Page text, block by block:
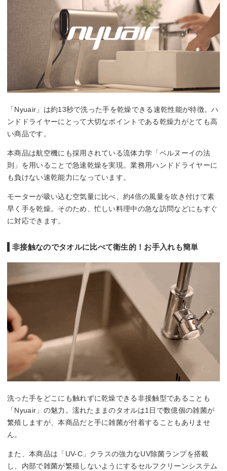
「Nyuair」は約13秒で洗った手を乾燥できる速乾性能が特徴。ハ
ンドドライヤーにとって大切なポイントである乾燥力がとても高
い商品です。
本商品は航空機にも採用されている流体力学「ベルヌーイの法
則」を用いることで急速乾燥を実現。業務用ハンドドライヤーに
も負けない速乾能力になっています。
モーターが吸い込む空気量に比べ、約4倍の風量を吹き付けて素
早く手を乾燥。そのため、忙しい料理中の急な訪問などにもすぐ
に対応できます。
非接触なのでタオルに比べて衛生的！お手入れも簡単
洗った手をどこにも触れずに乾燥できる非接触型であることも
「Nyuair」の魅力。濡れたままのタオルは1日で数億個の雑菌が
繁殖しますが、本商品だと手に雑菌が付着することもありませ
ん。
また、本商品は「UV-C」クラスの強力なUV除菌ランプを搭載
し、内部で雑菌が繁殖しないようにするセルフクリーンシステム